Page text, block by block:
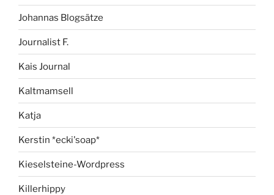
Johannas Blogsätze
Journalist F.
Kais Journal
Kaltmamsell
Katja
Kerstin *ecki'soap*
Kieselsteine-Wordpress
Killerhippy